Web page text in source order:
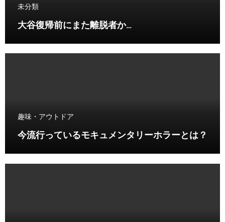
未分類
大谷復帰前にまた離脱者か…
趣味・アウトドア
今流行っているモキュメンタリーホラーとは？